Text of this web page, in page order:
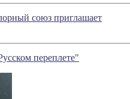
союз приглашает
переплете"